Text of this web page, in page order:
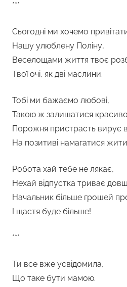
***
Сьогодні ми хочемо
Нашу улюблену Поліну,
Веселощами життя твоє
Твої очі, як дві маслини.
Тобі ми бажаємо любові,
Такою ж залишатися
Порожня пристрасть вирує в
На позитиві намагатися
Робота хай тебе не лякає,
Нехай відпустка триває
Начальник більше грошей
І щастя буде більше!
***
Ти все вже усвідомила,
Що таке бути мамою.